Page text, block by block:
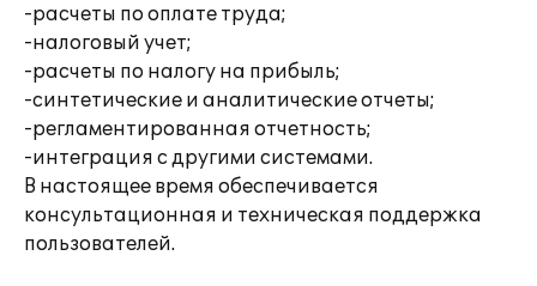
-расчеты по оплате труда;
-налоговый учет;
-расчеты по налогу на прибыль;
-синтетические и аналитические отчеты;
-регламентированная отчетность;
-интеграция с другими системами.
В настоящее время обеспечивается
консультационная и техническая поддержка
пользователей.